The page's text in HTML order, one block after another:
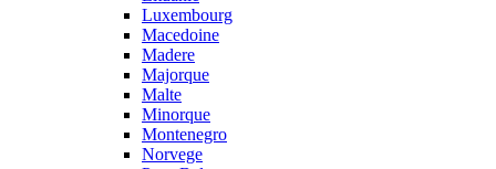
Luxembourg
Macedoine
Madere
Majorque
Malte
Minorque
Montenegro
Norvege